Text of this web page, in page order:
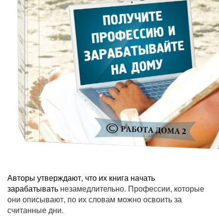
Авторы утверждают, что их книга начать
зарабатывать незамедлительно. Профессии, которые
они описывают, по их словам можно освоить за
считанные дни.